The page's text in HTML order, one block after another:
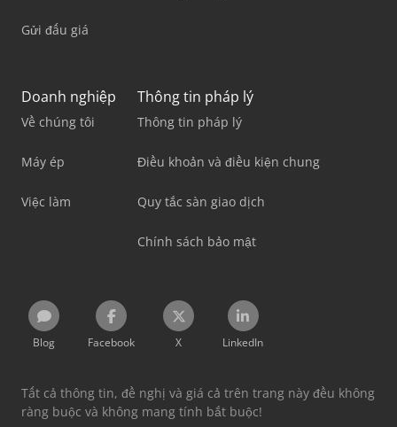
Gửi đấu giá
Doanh nghiệp
Về chúng tôi
Máy ép
Việc làm
Thông tin pháp lý
Thông tin pháp lý
Điều khoản và điều kiện chung
Quy tắc sàn giao dịch
Chính sách bảo mật
Blog Facebook X LinkedIn
Tất cả thông tin, đề nghị và giá cả trên trang này đều không
ràng buộc và không mang tính bắt buộc!